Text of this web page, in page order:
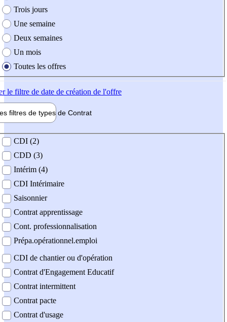
Trois jours
Une semaine
Deux semaines
Un mois
Toutes les offres
le filtre de date de création de l'offre
filtres de types de Contrat
contrat
CDI (2)
CDD (3)
Intérim (4)
CDI Intérimaire
Saisonnier
Contrat apprentissage
Cont. professionnalisation
Prépa.opérationnel.emploi
CDI de chantier ou d'opération
Contrat d'Engagement Educatif
Contrat intermittent
Contrat pacte
Contrat d'usage